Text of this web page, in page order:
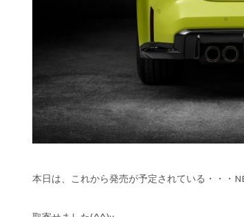
本日は、これから発売が予定されている・・・